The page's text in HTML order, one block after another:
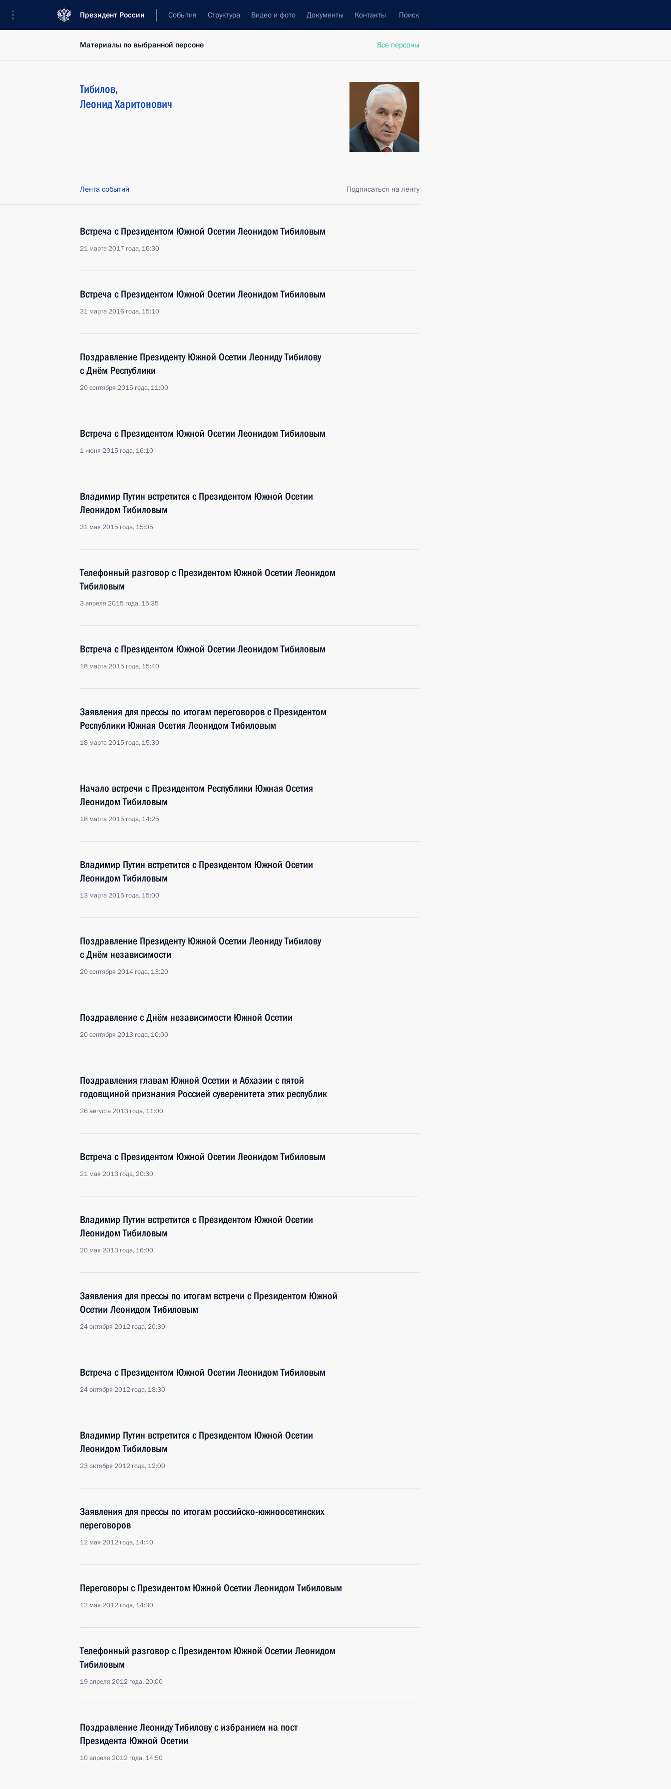
Президент России События Структура Видео и фото Документы Контакты Поиск
Все персоны
Материалы по выбранной персоне
Тибилов,
Леонид Харитонович
Лента событий Подписаться на ленту
Встреча с Президентом Южной Осетии Леонидом Тибиловым
21 марта 2017 года, 16:30
Встреча с Президентом Южной Осетии Леонидом Тибиловым
31 марта 2016 года, 15:10
Поздравление Президенту Южной Осетии Леониду Тибилову
с Днём Республики
20 сентября 2015 года, 11:00
Встреча с Президентом Южной Осетии Леонидом Тибиловым
1 июня 2015 года, 16:10
Владимир Путин встретится с Президентом Южной Осетии
Леонидом Тибиловым
31 мая 2015 года, 15:05
Телефонный разговор с Президентом Южной Осетии Леонидом
Тибиловым
3 апреля 2015 года, 15:35
Встреча с Президентом Южной Осетии Леонидом Тибиловым
18 марта 2015 года, 15:40
Заявления для прессы по итогам переговоров с Президентом
Республики Южная Осетия Леонидом Тибиловым
18 марта 2015 года, 15:30
Начало встречи с Президентом Республики Южная Осетия
Леонидом Тибиловым
18 марта 2015 года, 14:25
Владимир Путин встретится с Президентом Южной Осетии
Леонидом Тибиловым
13 марта 2015 года, 15:00
Поздравление Президенту Южной Осетии Леониду Тибилову
с Днём независимости
20 сентября 2014 года, 13:20
Поздравление с Днём независимости Южной Осетии
20 сентября 2013 года, 10:00
Поздравления главам Южной Осетии и Абхазии с пятой
годовщиной признания Россией суверенитета этих республик
26 августа 2013 года, 11:00
Встреча с Президентом Южной Осетии Леонидом Тибиловым
21 мая 2013 года, 20:30
Владимир Путин встретится с Президентом Южной Осетии
Леонидом Тибиловым
20 мая 2013 года, 16:00
Заявления для прессы по итогам встречи с Президентом Южной
Осетии Леонидом Тибиловым
24 октября 2012 года, 20:30
Встреча с Президентом Южной Осетии Леонидом Тибиловым
24 октября 2012 года, 18:30
Владимир Путин встретится с Президентом Южной Осетии
Леонидом Тибиловым
23 октября 2012 года, 12:00
Заявления для прессы по итогам российско-южноосетинских
переговоров
12 мая 2012 года, 14:40
Переговоры с Президентом Южной Осетии Леонидом Тибиловым
12 мая 2012 года, 14:30
Телефонный разговор с Президентом Южной Осетии Леонидом
Тибиловым
19 апреля 2012 года, 20:00
Поздравление Леониду Тибилову с избранием на пост
Президента Южной Осетии
10 апреля 2012 года, 14:50